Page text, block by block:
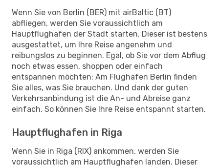
Wenn Sie von Berlin (BER) mit airBaltic (BT)
abfliegen, werden Sie voraussichtlich am
Hauptflughafen der Stadt starten. Dieser ist bestens
ausgestattet, um Ihre Reise angenehm und
reibungslos zu beginnen. Egal, ob Sie vor dem Abflug
noch etwas essen, shoppen oder einfach
entspannen möchten: Am Flughafen Berlin finden
Sie alles, was Sie brauchen. Und dank der guten
Verkehrsanbindung ist die An- und Abreise ganz
einfach. So können Sie Ihre Reise entspannt starten.
Hauptflughafen in Riga
Wenn Sie in Riga (RIX) ankommen, werden Sie
voraussichtlich am Hauptflughafen landen. Dieser